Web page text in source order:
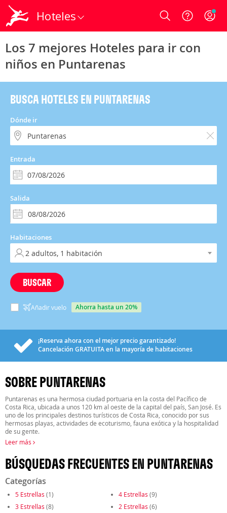
Hoteles Login
Los 7 mejores Hoteles para ir con
niños en Puntarenas
BUSCA HOTELES EN PUNTARENAS
Dónde ir
Entrada
Salida
Habitaciones
BUSCAR
Añadir vuelo ahorra hasta un 20%
¡Reserva ahora con el mejor precio garantizado!
Cancelación GRATUITAen la mayoría de habitaciones
SOBRE PUNTARENAS
Puntarenas es una hermosa ciudad portuaria en la costa del Pacífico de
Costa Rica, ubicada a unos 120 km al oeste de la capital del país, San José. Es
uno de los principales destinos turísticos de Costa Rica, conocido por sus
hermosas playas, actividades de ecoturismo, fauna exótica y la hospitalidad
de su gente.
Leer más
BÚSQUEDAS FRECUENTES EN PUNTARENAS
Categorías
5 Estrellas (1) 4 Estrellas (9)
3 Estrellas (8) 2 Estrellas (6)